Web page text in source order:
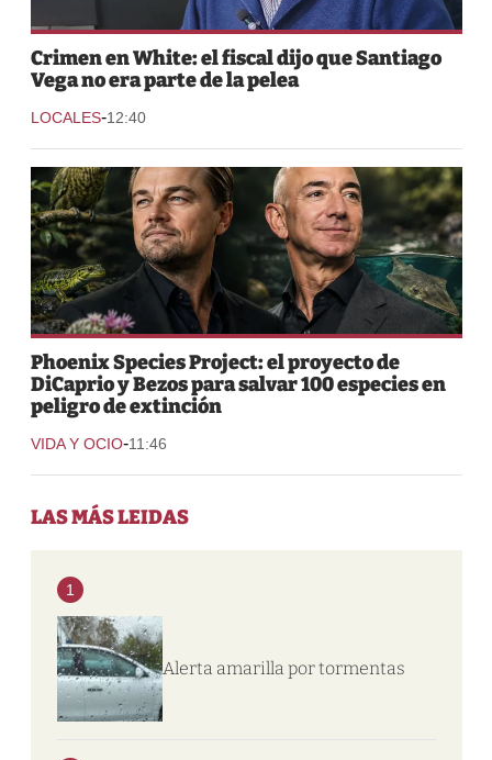
Crimen en White: el fiscal dijo que Santiago
Vega no era parte de la pelea
LOCALES-12:40
Phoenix Species Project: el proyecto de
DiCaprio y Bezos para salvar 100 especies en
peligro de extinción
VIDA Y OCIO-11:46
LAS MÁS LEIDAS
1
Alerta amarilla por tormentas